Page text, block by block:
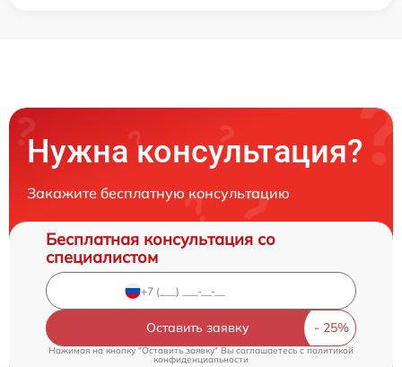
Нужна консультация?
Закажите бесплатную консультацию
Бесплатная консультация со
специалистом
Оставить заявку
Нажимая на кнопку "Оставить заявку" Вы соглашаетесь c политикой
конфиденциальности